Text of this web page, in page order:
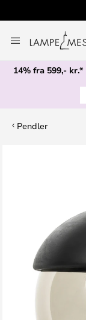
to
Content
14% fra 599,- kr.*
Pendler